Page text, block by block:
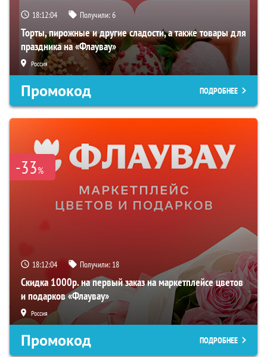
18:12:03 Получили:6
Торты, пирожные и другие сладости, а также товары для
праздника на «Флаувау»
Россия
Промокод ПОДРОБНЕЕ
-33%
18:12:03 Получили: 18
Скидка 1000р. на первый заказ на маркетплейсе цветов
и подарков «Флаувау»
Россия
Промокод ПОДРОБНЕЕ